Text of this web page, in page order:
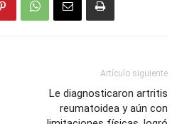
Artículo siguiente
Le diagnosticaron artritis
reumatoidea y aún con